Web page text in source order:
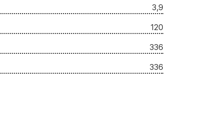
3,9
120
336
336